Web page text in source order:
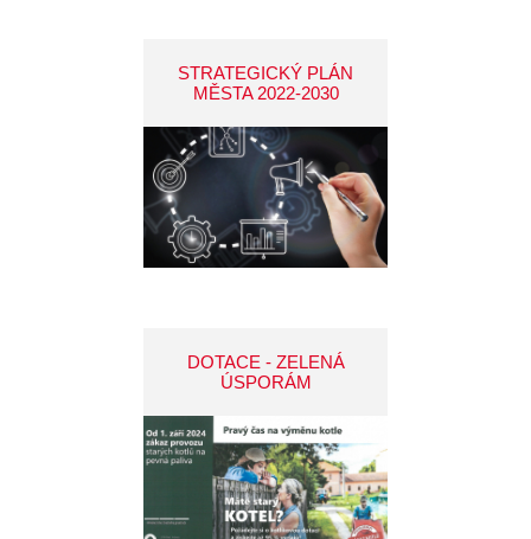
STRATEGICKÝ PLÁN
MĚSTA 2022-2030
DOTACE - ZELENÁ
ÚSPORÁM